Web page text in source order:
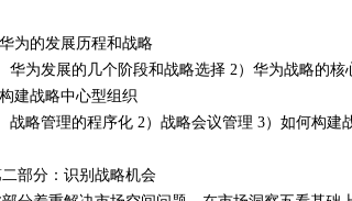
为的发展历程和战略
华为发展的几个阶段和战略选择 2）华为战略的
建战略中心型组织
战略管理的程序化 2）战略会议管理 3）如何构建
部分：识别战略机会